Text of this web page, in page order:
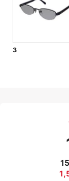
3